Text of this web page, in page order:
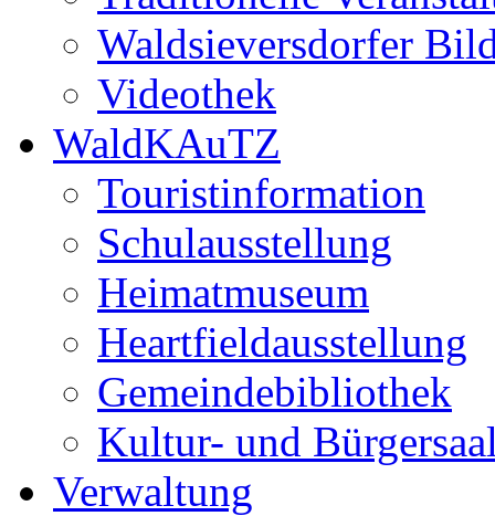
Waldsieversdorfer
Videothek
WaldKAuTZ
Touristinformation
Schulausstellung
Heimatmuseum
Heartfieldausstellung
Gemeindebibliothek
Kultur- und
Verwaltung